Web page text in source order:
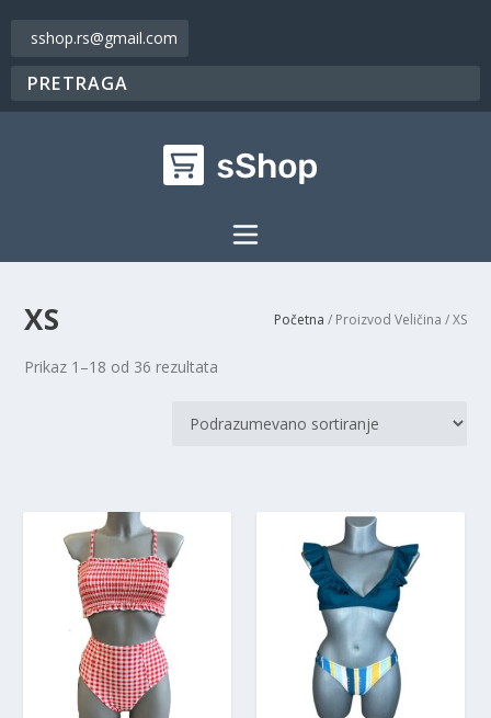
sshop.rs@gmail.com
XS Početna / Proizvod Veličina / XS
Prikaz 1–18 od 36 rezultata